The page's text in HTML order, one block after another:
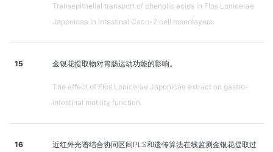
Transepithelial transport of phenolic acids in Flos Lonicerae
Japonicae in intestinal Caco-2 cell monolayers.
15 金银花提取物对胃肠运动功能的影响。
The effect of Flos Lonicerae Japonicae extract on gastro-
intestinal motility function.
16
近红外光谱结合协同区间PLS和遗传算法在线监测金银花提取过